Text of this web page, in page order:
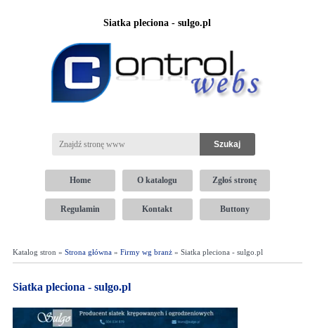
Siatka pleciona - sulgo.pl
Home O katalogu Zgłoś stronę
Regulamin Kontakt Buttony
Katalog stron » Strona główna» Firmy wg branż» Siatka pleciona - sulgo.pl
Siatka pleciona - sulgo.pl